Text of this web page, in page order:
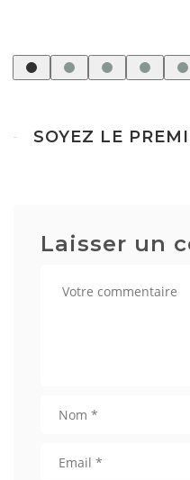
SOYEZ LE
Laisser un